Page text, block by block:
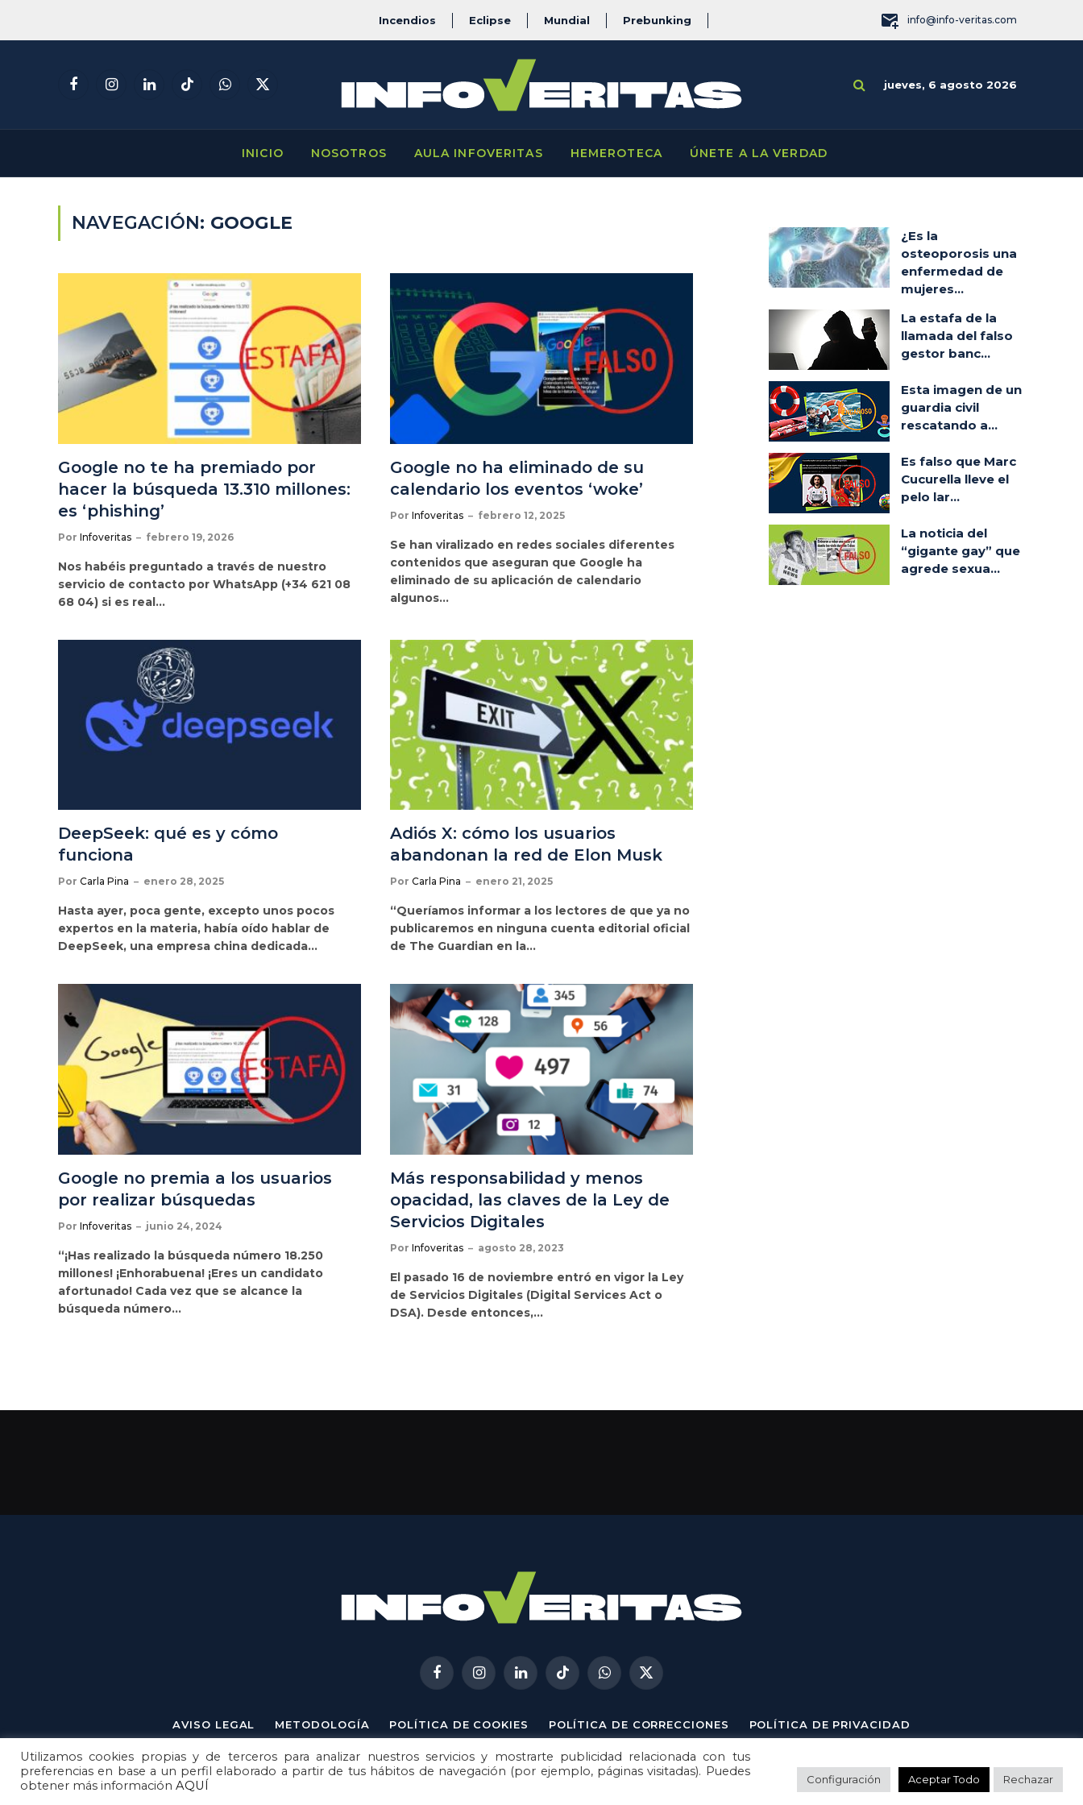
Incendios Eclipse Mundial Prebunking info@info-veritas.com
FacebookInstagramLinkedInTikTokWhatsApp
X
jueves, 6 agosto 2026
INICIO NOSOTROS AULA INFOVERITAS HEMEROTECA ÚNETE A LA VERDAD
NAVEGACIÓN: GOOGLE
Google no te ha premiado por
hacer la búsqueda 13.310 millones:
es ‘phishing’
Por Infoveritas febrero 19, 2026
Nos habéis preguntado a través de nuestro
servicio de contacto por WhatsApp (+34 621 08
68 04) si es real…
Google no ha eliminado de su
calendario los eventos ‘woke’
Por Infoveritas febrero 12, 2025
Se han viralizado en redes sociales diferentes
contenidos que aseguran que Google ha
eliminado de su aplicación de calendario
algunos…
DeepSeek: qué es y cómo
funciona
Por Carla Pina enero 28, 2025
Hasta ayer, poca gente, excepto unos pocos
expertos en la materia, había oído hablar de
DeepSeek, una empresa china dedicada…
Adiós X: cómo los usuarios
abandonan la red de Elon Musk
Por Carla Pina enero 21, 2025
“Queríamos informar a los lectores de que ya no
publicaremos en ninguna cuenta editorial oficial
de The Guardian en la…
Google no premia a los usuarios
por realizar búsquedas
Por Infoveritas junio 24, 2024
“¡Has realizado la búsqueda número 18.250
millones! ¡Enhorabuena! ¡Eres un candidato
afortunado! Cada vez que se alcance la
búsqueda número…
Más responsabilidad y menos
opacidad, las claves de la Ley de
Servicios Digitales
Por Infoveritas agosto 28, 2023
El pasado 16 de noviembre entró en vigor la Ley
de Servicios Digitales (Digital Services Act o
DSA). Desde entonces,…
¿Es la
osteoporosis una
enfermedad de
mujeres...
La estafa de la
llamada del falso
gestor banc...
Esta imagen de un
guardia civil
rescatando a...
Es falso que Marc
Cucurella lleve el
pelo lar...
La noticia del
“gigante gay” que
agrede sexua...
FacebookInstagramLinkedInTikTokWhatsApp
X
(Twitter)
AVISO LEGAL METODOLOGÍA POLÍTICA DE COOKIES POLÍTICA DE CORRECCIONES POLÍTICA DE PRIVACIDAD
© 2026 Metech. Todos los derechos reservados.
Utilizamos cookies propias y de terceros para analizar nuestros servicios y mostrarte publicidad relacionada con tus
preferencias en base a un perfil elaborado a partir de tus hábitos de navegación (por ejemplo, páginas visitadas). Puedes
obtener más información AQUÍ Configuración Aceptar Todo Rechazar